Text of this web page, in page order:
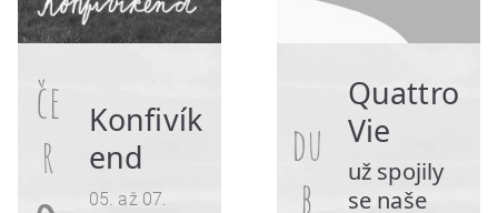
če
r
Konfivík
end
05. až 07.
du
b
Quattro
Vie
už spojily
se naše